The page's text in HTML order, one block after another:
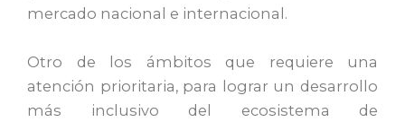
mercado nacional e internacional.
Otro de los ámbitos que requiere una
atención prioritaria, para lograr un desarrollo
más inclusivo del ecosistema de